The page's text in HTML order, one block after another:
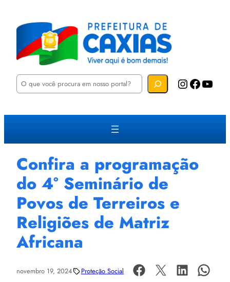
P
u
a
Instagram Facebook YouTube
Confira a programação
do 4° Seminário de
Povos de Terreiros e
Religiões de Matriz
Africana
novembro 19, 2024 Proteção Social